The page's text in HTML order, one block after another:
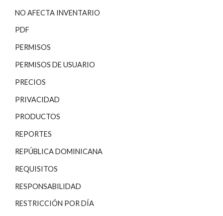
NO AFECTA INVENTARIO
PDF
PERMISOS
PERMISOS DE USUARIO
PRECIOS
PRIVACIDAD
PRODUCTOS
REPORTES
REPÚBLICA DOMINICANA
REQUISITOS
RESPONSABILIDAD
RESTRICCIÓN POR DÍA